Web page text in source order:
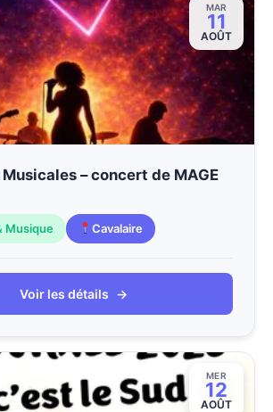
MAR
11
AOÛT
– concert de MAGE
Musique Cavalaire
Voir les détails →
MER
12
AOÛT